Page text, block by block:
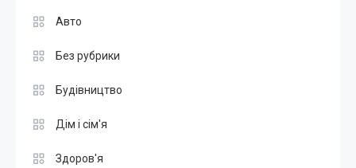
Авто
Без рубрики
Будівництво
Дім і сім'я
Здоров'я